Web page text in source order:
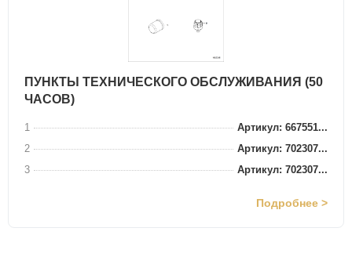
ПУНКТЫ ТЕХНИЧЕСКОГО ОБСЛУЖИВАНИЯ (50
ЧАСОВ)
1
Артикул: 667551...
2
Артикул: 702307...
3
Артикул: 702307...
Подробнее >